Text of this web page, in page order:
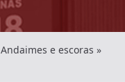
Andaimes e escoras »